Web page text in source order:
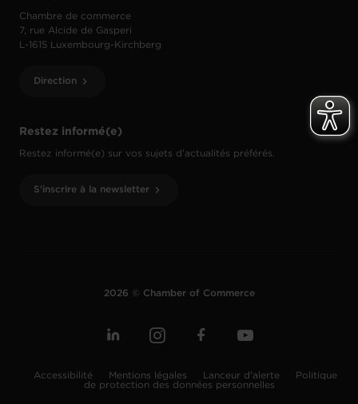
Restez informé(e)
Restez informé(e) sur vos sujets d’actualités préférés.
S'inscrire à la newsletter
Chambre de commerce
7, rue Alcide de Gasperi
L-1615 Luxembourg-Kirchberg
Direction
2026 © Chamber of Commerce
Accessibilité Mentions légales Lanceur d'alerte
Politique
de protection des données personnelles